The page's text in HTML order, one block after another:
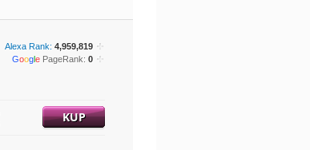
Alexa Rank: 4,959,819
Google PageRank: 0
KUP